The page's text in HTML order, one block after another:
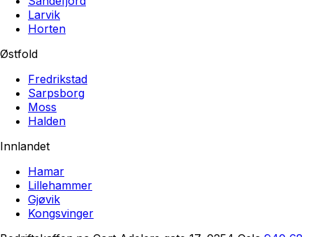
Larvik
Horten
Østfold
Fredrikstad
Sarpsborg
Moss
Halden
Innlandet
Hamar
Lillehammer
Gjøvik
Kongsvinger